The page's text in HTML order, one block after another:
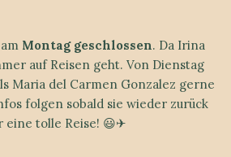
Montag geschlossen. Da Irina
auf Reisen geht. Von Dienstag
Maria del Carmen Gonzalez gerne
folgen sobald sie wieder zurück
eine tolle Reise! 😃✈